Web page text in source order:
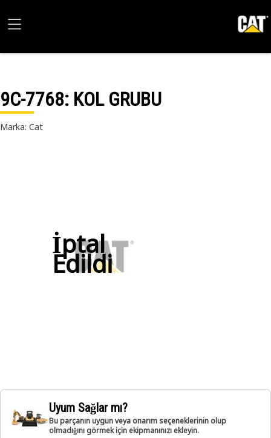
9C-7768: KOL GRUBU
Marka: Cat
İptal
Edildi
Uyum Sağlar mı?
Bu parçanın uygun veya onarım seçeneklerinin olup
olmadığını görmek için ekipmanınızı ekleyin.